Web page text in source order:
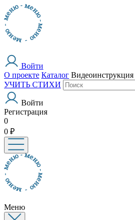
Войти
О проекте Каталог Видеоинструкция
УЧИТЬ СТИХИ
Войти
Регистрация
0
0 ₽
Меню